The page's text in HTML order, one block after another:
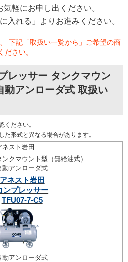
軽にお申し出ください。
入れる」よりお進みください。
下記「取扱い一覧から」ご希望の商
さい。
レッサー タンクマウン
動アンローダ式 取扱い
ください。
形式と異なる場合があります。
ネスト岩田
ンクマウント型（無給油式）
動アンローダ式
アネスト岩田
ンプレッサー
TFU07-7-C5
動アンローダ式